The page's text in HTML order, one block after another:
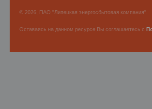
© 2026, ПАО "Липецкая энергосбытовая компания".
Оставаясь на данном ресурсе Вы соглашаетесь с